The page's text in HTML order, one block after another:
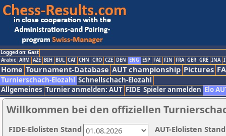
Logged on: Gast
Arabic ARM AZE BIH BUL CAT CHN CRO CZE DEN ENG ESP FAI FIN FRA GER GRE INA
Home Tournament-Database AUT championship Pictures
Turnierschach-Elozahl Schnellschach-Elozahl
Allgemeines Turnier anmelden: AUT FIDE Spieler anmelden Elo
Willkommen bei den offiziellen
AUT-Elolisten
FIDE-Elolisten Stand